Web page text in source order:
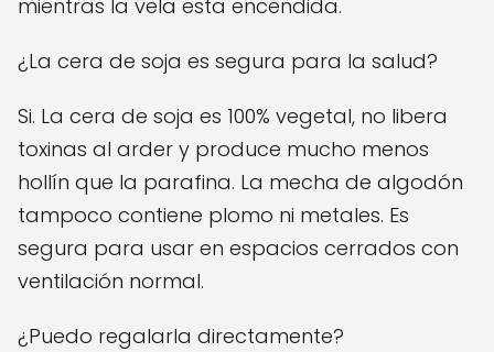
mientras la vela esta encendida.
¿La cera de soja es segura para la salud?
Si. La cera de soja es 100% vegetal, no libera
toxinas al arder y produce mucho menos
hollín que la parafina. La mecha de algodón
tampoco contiene plomo ni metales. Es
segura para usar en espacios cerrados con
ventilación normal.
¿Puedo regalarla directamente?